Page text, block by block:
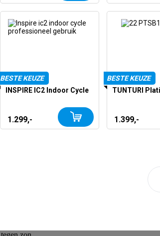
BESTE KEUZE
INSPIRE IC2 Indoor Cycle
1.299,-
BESTE KEUZE
TUNTURI
1.399,-